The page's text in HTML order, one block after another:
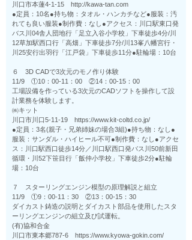
川口市本蓮4-1-15 http://kawa-tan.com
●定員：10名●持ち物：タオル・ハンカチなど●服装：汚
れても良い服装●制作費：なし●アクセス：川口駅東口発
バス川04舎人団地行「足立入谷小学校」下車徒歩4分/川
12草加駅西口行「高畑」下車徒歩7分/川13峯八幡宮行・
川25安行出羽行「江戸袋」下車徒歩11分●駐輪場：10台
６ 3D CADで3次元のモノ作り体験
11/9 ①10：00-11：00 ②14：00-15：00
工場設備を作っている3次元のCADソフトを操作して設
計業務を体験します。
㈱キット
川口市川口5-11-19 https://www.kit-coltd.co.jp/
●定員：3名(親子・兄弟姉妹の場合3組)●持ち物：なし●
服装：サンダル・ハイヒール不可●制作費：なし●アクセ
ス：川口駅西口徒歩14分／川口駅西口発バス川50前新田
循環・川52下笹目行「飯仲小学校」下車徒歩2分●駐輪
場：10台
７ スターリングエンジン模型の原理解説と組立
11/9 ①9：00-11：30 ②13：00-15：30
ダイカスト鋳造の説明とダイカスト部品を使用したスタ
ーリングエンジンの組立及び試運転。
(有)協和合金
川口市東本郷787-6 https://www.kyowa-gokin.com/